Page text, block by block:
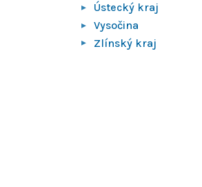
Ústecký kraj
Vysočina
Zlínský kraj